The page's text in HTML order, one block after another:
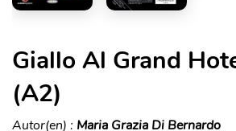
Giallo Al Grand
(A2)
Autor(en) : Maria Grazia Di Bernardo